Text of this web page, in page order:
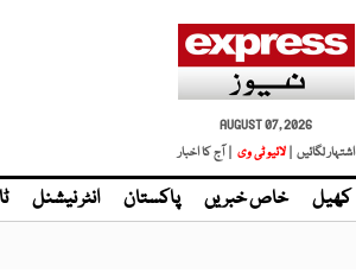
AUGUST 07, 2026
اشتہار لگائیں | لائیو ٹی وی | آج کا اخبار
کھیل خاص خبریں پاکستان انٹر نیشنل